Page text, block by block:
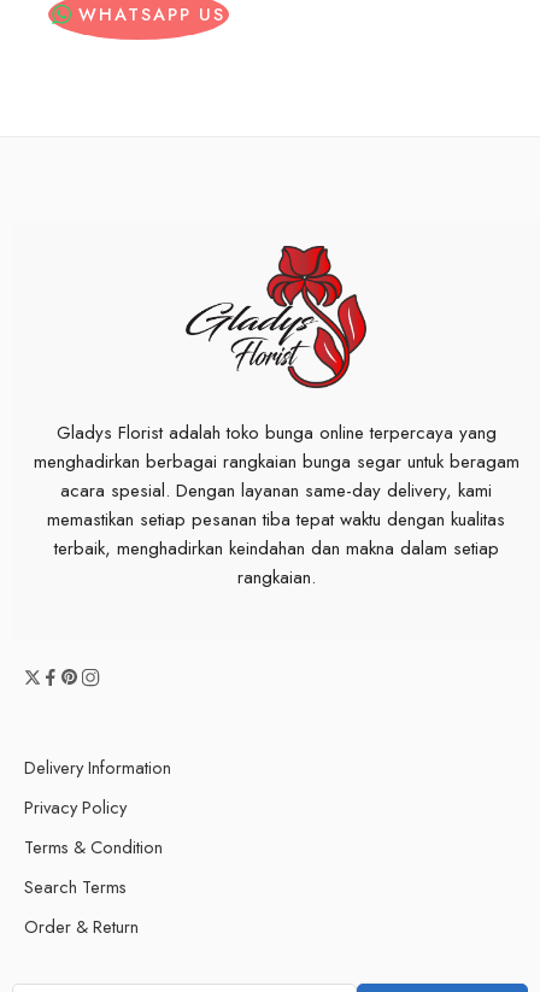
WHATSAPP US
Gladys Florist adalah toko bunga online terpercaya yang
menghadirkan berbagai rangkaian bunga segar untuk beragam
acara spesial. Dengan layanan same-day delivery, kami
memastikan setiap pesanan tiba tepat waktu dengan kualitas
terbaik, menghadirkan keindahan dan makna dalam setiap
rangkaian.
Delivery Information
Privacy Policy
Terms & Condition
Search Terms
Order & Return